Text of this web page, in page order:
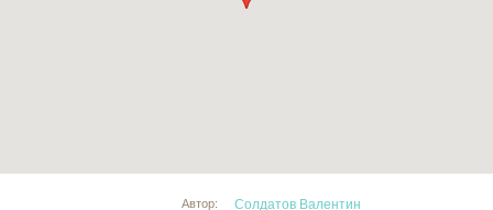
Автор:
Солдатов Валентин